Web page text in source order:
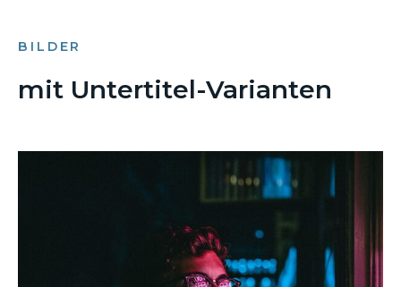
BILDER
mit Untertitel-Varianten